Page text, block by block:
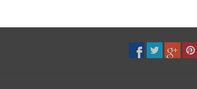
13mm